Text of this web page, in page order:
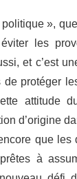
»,
les
et c’est
protéger
attitude
d’origine
que les
à